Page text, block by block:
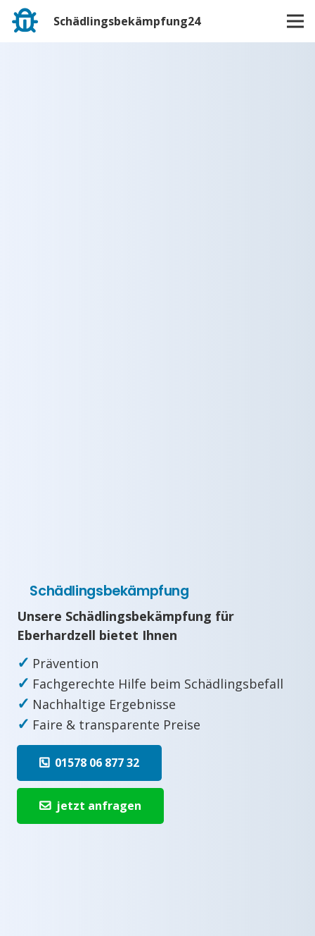
Schädlingsbekämpfung24
Schädlingsbekämpfung
Unsere Schädlingsbekämpfung für
Eberhardzell bietet Ihnen
✓ Prävention
✓ Fachgerechte Hilfe beim Schädlingsbefall
✓ Nachhaltige Ergebnisse
✓ Faire & transparente Preise
01578 06 877 32
jetzt anfragen